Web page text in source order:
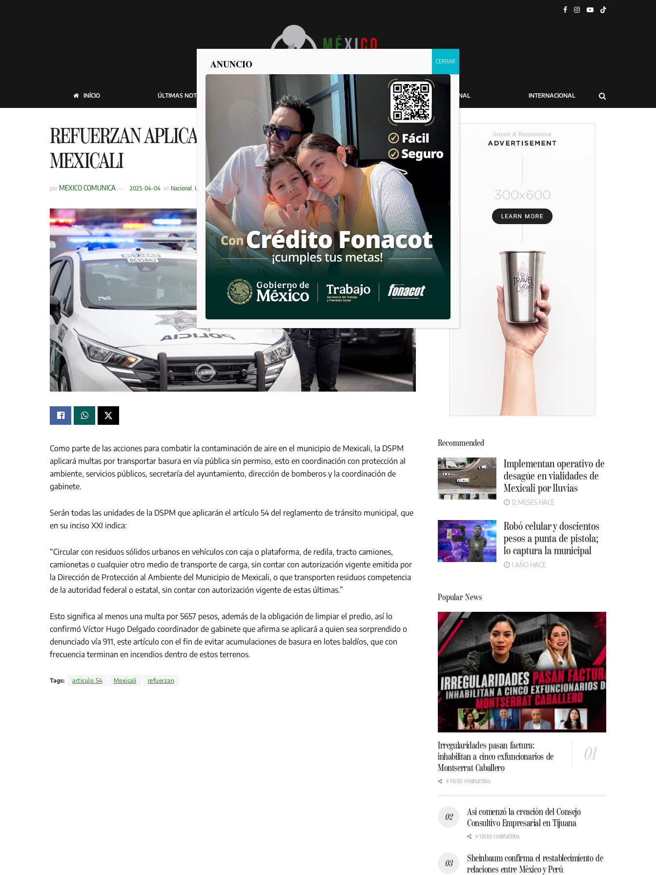
INÍCIO ÚLTIMAS NOTICIAS POLÍTICA POLICIACA NACIONAL INTERNACIONAL
REFUERZAN APLICACIÓN DEL ARTÍCULO 54 EN
MEXICALI
por MEXICO COMUNICA 2025-04-04 en Nacional Últimas Noticias
Como parte de las acciones para combatir la contaminación de aire en el municipio de Mexicali, la DSPM
aplicará multas por transportar basura en vía pública sin permiso, esto en coordinación con protección al
ambiente, servicios públicos, secretaría del ayuntamiento, dirección de bomberos y la coordinación de
gabinete.
Serán todas las unidades de la DSPM que aplicarán el artículo 54 del reglamento de tránsito municipal, que
en su inciso XXI indica:
“Circular con residuos sólidos urbanos en vehículos con caja o plataforma, de redila, tracto camiones,
camionetas o cualquier otro medio de transporte de carga, sin contar con autorización vigente emitida por
la Dirección de Protección al Ambiente del Municipio de Mexicali, o que transporten residuos competencia
de la autoridad federal o estatal, sin contar con autorización vigente de estas últimas.”
Esto significa al menos una multa por 5657 pesos, además de la obligación de limpiar el predio, así lo
confirmó Víctor Hugo Delgado coordinador de gabinete que afirma se aplicará a quien sea sorprendido o
denunciado vía 911, este artículo con el fin de evitar acumulaciones de basura en lotes baldíos, que con
frecuencia terminan en incendios dentro de estos terrenos.
Tags: articulo 54 Mexicali refuerzan
Recommended
Implementan operativo de
desagüe en vialidades de
Mexicali por lluvias
12 MESES HACE
Robó celular y doscientos
pesos a punta de pistola;
lo captura la municipal
1 AÑO HACE
Popular News
Irregularidades pasan factura:
inhabilitan a cinco exfuncionarios de
Montserrat Caballero
0 VECES COMPARTIDA
Así comenzó la creación del Consejo
Consultivo Empresarial en Tijuana
0 VECES COMPARTIDA
Sheinbaum confirma el restablecimiento de
relaciones entre México y Perú
ANUNCIO